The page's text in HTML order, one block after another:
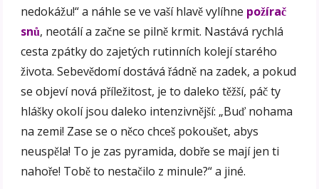
nedokážu!“ a náhle se ve vaší hlavě vylíhne požírač
snů, neotálí a začne se pilně krmit. Nastává rychlá
cesta zpátky do zajetých rutinních kolejí starého
života. Sebevědomí dostává řádně na zadek, a pokud
se objeví nová příležitost, je to daleko těžší, páč ty
hlášky okolí jsou daleko intenzivnější: „Buď nohama
na zemi! Zase se o něco chceš pokoušet, abys
neuspěla! To je zas pyramida, dobře se mají jen ti
nahoře! Tobě to nestačilo z minule?“ a jiné.